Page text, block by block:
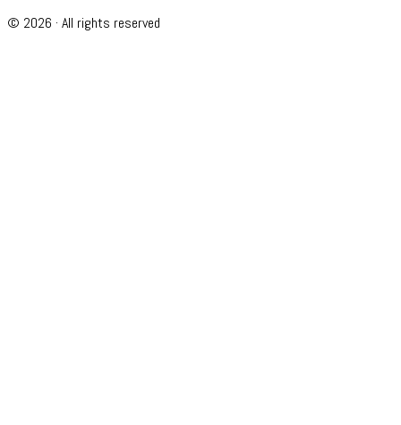
© 2026 · All rights reserved